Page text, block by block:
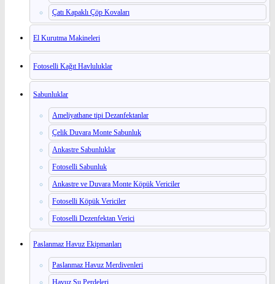
Çatı Kapaklı Çöp Kovaları
El Kurutma Makineleri
Fotoselli Kağıt Havluluklar
Sabunluklar
Ameliyathane tipi Dezanfektanlar
Çelik Duvara Monte Sabunluk
Ankastre Sabunluklar
Fotoselli Sabunluk
Ankastre ve Duvara Monte Köpük Vericiler
Fotoselli Köpük Vericiler
Fotoselli Dezenfektan Verici
Paslanmaz Havuz Ekipmanları
Paslanmaz Havuz Merdivenleri
Havuz Su Perdeleri